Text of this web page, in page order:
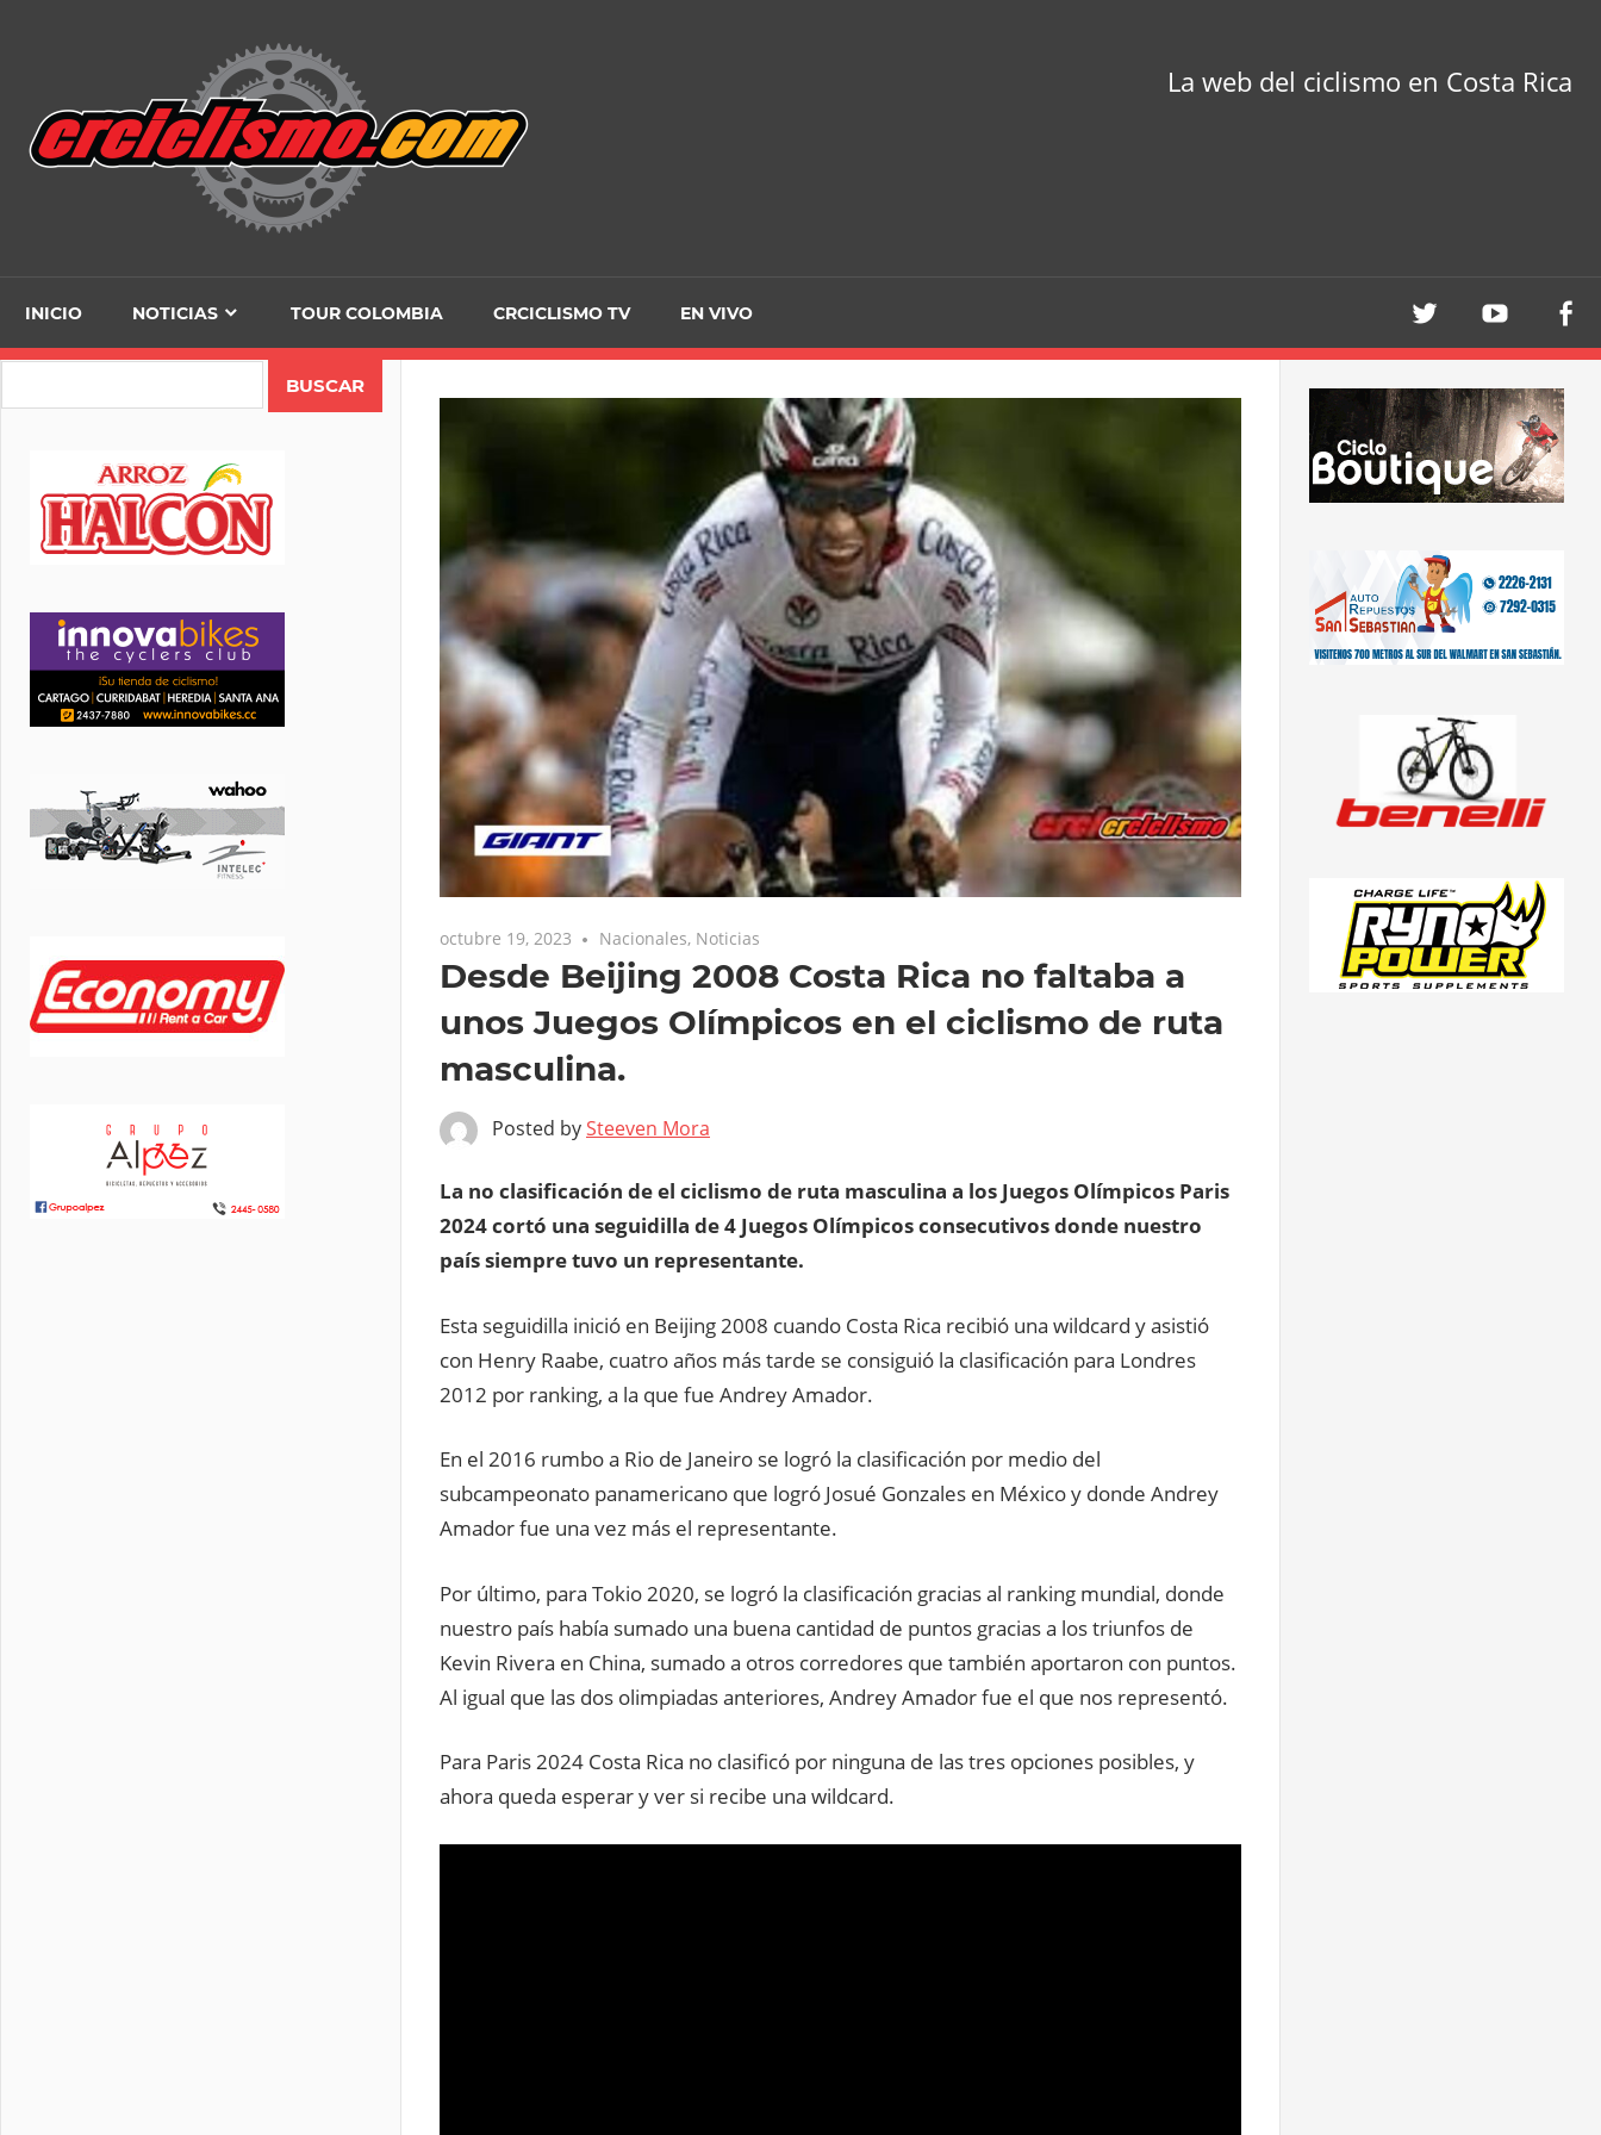
La web del ciclismo en Costa Rica
INICIO NOTICIAS TOUR COLOMBIA CRCICLISMO TV EN VIVO
octubre 19, 2023 Nacionales, Noticias
Desde Beijing 2008 Costa Rica no faltaba a
unos Juegos Olímpicos en el ciclismo de ruta
masculina.
Posted bySteeven Mora
La no clasificación de el ciclismo de ruta masculina a los Juegos Olímpicos Paris
2024 cortó una seguidilla de 4 Juegos Olímpicos consecutivos donde nuestro
país siempre tuvo un representante.
Esta seguidilla inició en Beijing 2008 cuando Costa Rica recibió una wildcard y asistió
con Henry Raabe, cuatro años más tarde se consiguió la clasificación para Londres
2012 por ranking, a la que fue Andrey Amador.
En el 2016 rumbo a Rio de Janeiro se logró la clasificación por medio del
subcampeonato panamericano que logró Josué Gonzales en México y donde Andrey
Amador fue una vez más el representante.
Por último, para Tokio 2020, se logró la clasificación gracias al ranking mundial, donde
nuestro país había sumado una buena cantidad de puntos gracias a los triunfos de
Kevin Rivera en China, sumado a otros corredores que también aportaron con puntos.
Al igual que las dos olimpiadas anteriores, Andrey Amador fue el que nos representó.
Para Paris 2024 Costa Rica no clasificó por ninguna de las tres opciones posibles, y
ahora queda esperar y ver si recibe una wildcard.